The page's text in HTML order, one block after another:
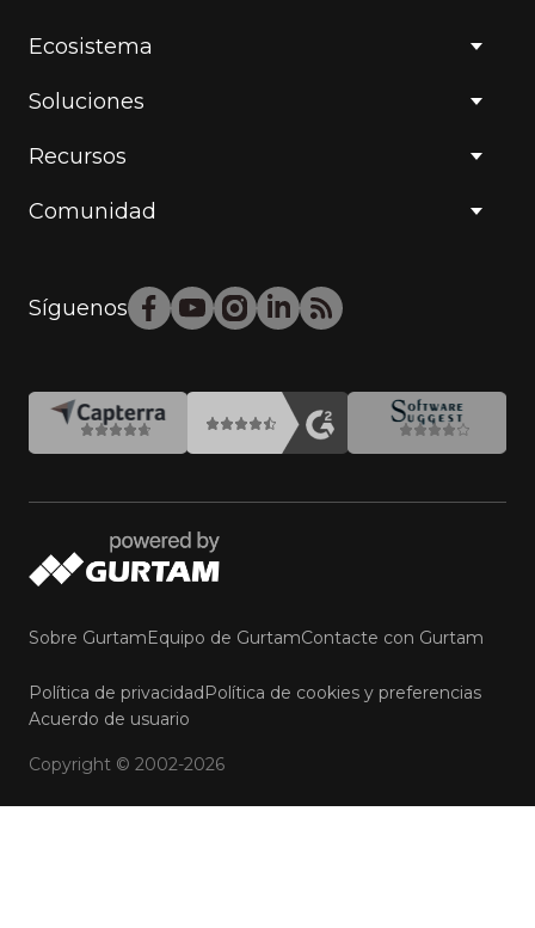
Ecosistema
Soluciones
Recursos
Comunidad
Síguenos
Sobre GurtamEquipo de GurtamContacte con Gurtam
Política de privacidadPolítica de cookies y preferencias
Acuerdo de usuario
Copyright © 2002-2026
CAR Control